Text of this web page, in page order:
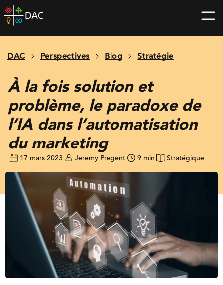
Skip
to
home
DAC Perspectives Blog Stratégie
À la fois solution et
problème, le paradoxe de
l’IA dans l’automatisation
du marketing
17 mars 2023 Jeremy Pregent 9 min Stratégique